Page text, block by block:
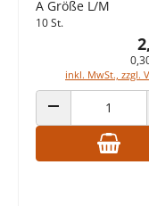
A Größe L/M
10 St.
inkl. MwSt., zzgl.
ANZAHL